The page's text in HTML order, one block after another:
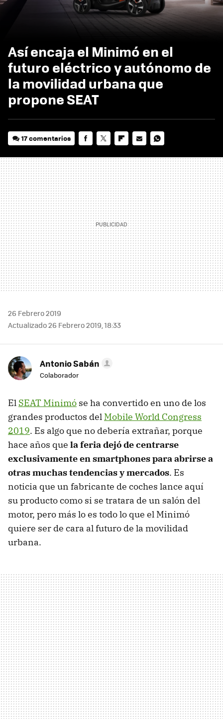
Así encaja el Minimó en el
futuro eléctrico y autónomo de
la movilidad urbana que
propone SEAT
17 comentarios
MAIL
26 Febrero 2019
Actualizado 26 Febrero 2019, 18:33
Antonio Sabán
Colaborador
El SEAT Minimó se ha convertido en uno de los
grandes productos del Mobile World Congress
2019. Es algo que no debería extrañar, porque
hace años que la feria dejó de centrarse
exclusivamente en smartphones para abrirse a
otras muchas tendencias y mercados. Es
noticia que un fabricante de coches lance aquí
su producto como si se tratara de un salón del
motor, pero más lo es todo lo que el Minimó
quiere ser de cara al futuro de la movilidad
urbana.